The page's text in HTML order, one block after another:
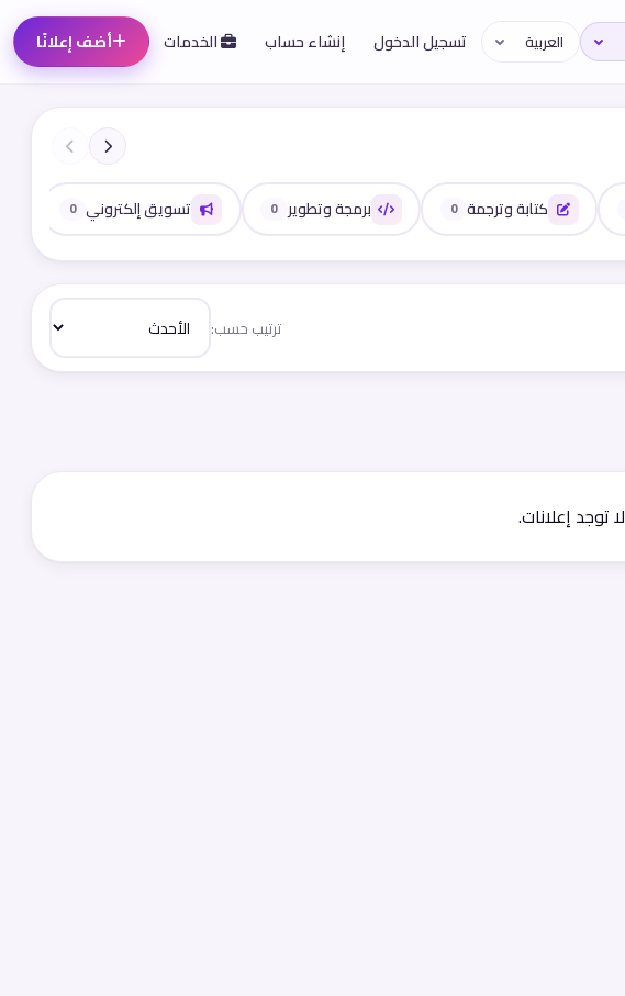
تسجيل الدخول إنشاء حساب الخدمات أضف إعلانًا
كتابة وترجمة 0 برمجة وتطوير 0 تسويق إلكتروني 0
ترتيب حسب:
لا توجد إعلانات.